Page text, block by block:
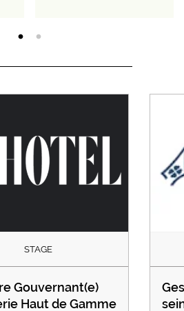
STAGE
Gouvernant(e)
Haut de Gamme